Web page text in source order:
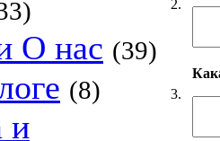
О нас (39)
(8)
и
2.
3.